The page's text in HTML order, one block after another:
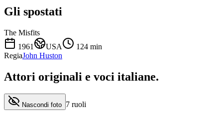
Gli spostati
The Misfits
1961
USA 124 min
RegiaJohn Huston
Attori originali e voci italiane.
Nascondi foto 7 ruoli